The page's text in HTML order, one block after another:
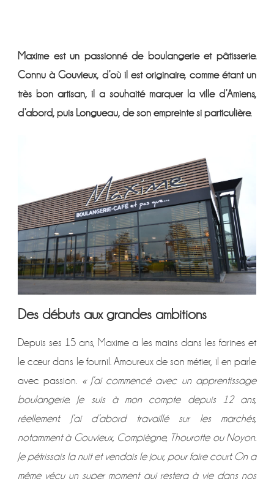
FARINES,
LE
CŒUR
DANS
FOURNIL
Maxime est un passionné de boulangerie et pâtisserie.
Connu à Gouvieux, d’où il est originaire, comme étant un
très bon artisan, il a souhaité marquer la ville d’Amiens,
d’abord, puis Longueau, de son empreinte si particulière.
Des débuts aux grandes ambitions
Depuis ses 15 ans, Maxime a les mains dans les farines et
le cœur dans le fournil. Amoureux de son métier, il en parle
avec passion. « J’ai commencé avec un apprentissage
boulangerie. Je suis à mon compte depuis 12 ans,
réellement. J’ai d’abord travaillé sur les marchés,
notamment à Gouvieux, Compiègne, Thourotte ou Noyon.
Je pétrissais la nuit et vendais le jour, pour faire court. On a
même vécu un super moment qui restera à vie dans nos